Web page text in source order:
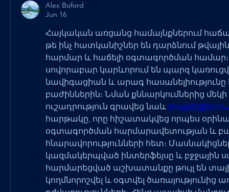
Alex Boford
Jun 16
Հայկական առցանց համայնքներում
թե ինչ հատկանիշներ են դարձնում
հարմար և հաճելի օգտագործման
սովորաբար կարևորում են պարզ
նավիգացիան և արագ
բաժիններին։ Նման քննարկումներից
ուշադրություն գրավեց նաև բուքմեյքեր
հարթակը, որը հիշատակվեց որպես
օգտագործման հարմարավետության և
հնարավորությունների հետ։
կազմակերպված ինտերֆեյսը և բջջային
հարմարեցված աշխատանքը թույլ են
կողմնորոշվել և օգտվել ծառայությունից